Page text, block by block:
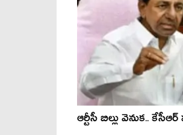
ఆర్టీసీ బిల్లు వెనుక‌..